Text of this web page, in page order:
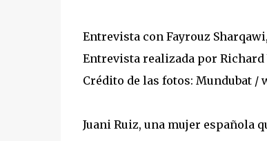
Entrevista con Fayrouz
Entrevista realizada por
Crédito de las fotos: Mundubat
Juani Ruiz, una mujer española